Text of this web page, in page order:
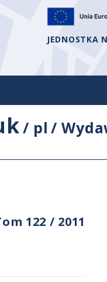
JEDNOSTKA
/ pl /
122 / 2011